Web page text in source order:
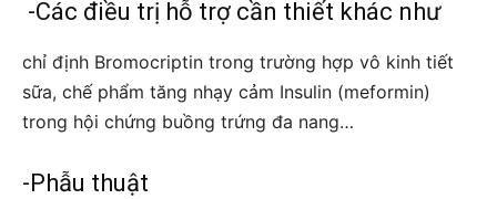
-Các điều trị hỗ trợ cần thiết khác như
chỉ định Bromocriptin trong trường hợp vô kinh tiết
sữa, chế phẩm tăng nhạy cảm Insulin (meformin)
trong hội chứng buồng trứng đa nang…
-Phẫu thuật